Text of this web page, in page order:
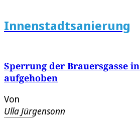
Innenstadtsanierung
Sperrung der Brauersgasse
aufgehoben
Von
Ulla Jürgensonn